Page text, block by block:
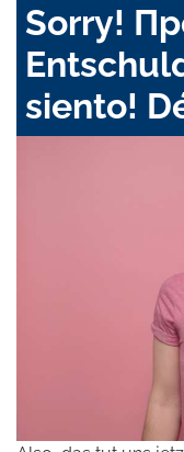
Sorry!
siento!